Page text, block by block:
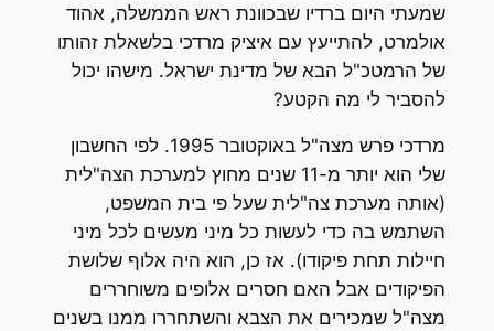
שמעתי היום ברדיו שבכוונת ראש הממשלה, אהוד
אולמרט, להתייעץ עם איציק מרדכי בלשאלת זהותו
של הרמטכ"ל הבא של מדינת ישראל. מישהו יכול
להסביר לי מה הקטע?
מרדכי פרש מצה"ל באוקטובר 1995. לפי החשבון
שלי הוא יותר מ-11 שנים מחוץ למערכת הצה"לית
(אותה מערכת צה"לית שעל פי בית המשפט,
השתמש בה כדי לעשות כל מיני מעשים לכל מיני
חיילות תחת פיקודו). אז כן, הוא היה אלוף שלושת
הפיקודים אבל האם חסרים אלופים משוחררים
מצה"ל שמכירים את הצבא והשתחררו ממנו בשנים